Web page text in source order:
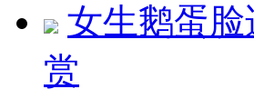
女生鹅蛋
赏